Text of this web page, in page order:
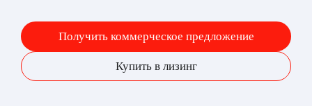
Получить коммерческое предложение
Купить в лизинг